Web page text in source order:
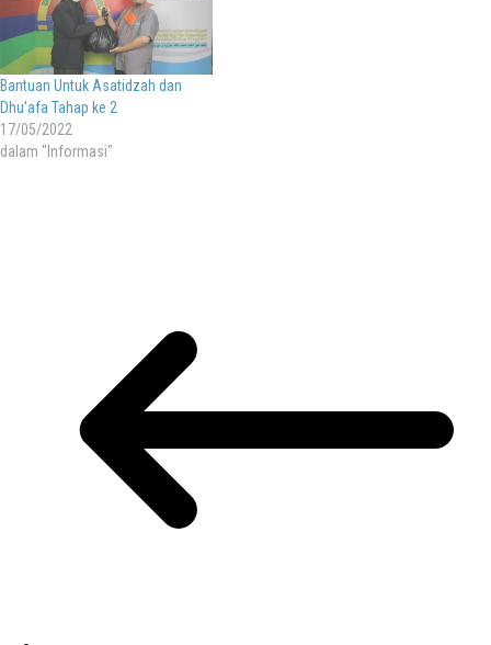
Bantuan Untuk Asatidzah dan
Dhu’afa Tahap ke 2
17/05/2022
dalam "Informasi"